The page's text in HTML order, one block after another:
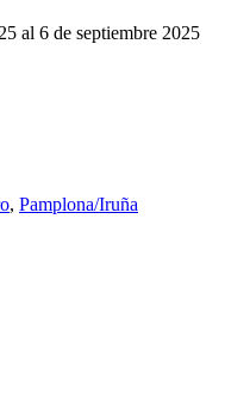
al 6 de septiembre 2025
, Pamplona/Iruña